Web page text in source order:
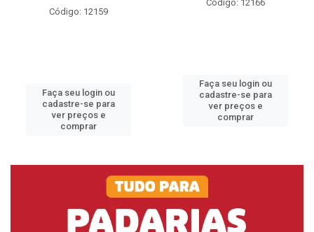
Código: 12159
Faça seu login ou
cadastre-se para
ver preços e
comprar
Código: 12166
Faça seu login ou
cadastre-se para
ver preços e
comprar